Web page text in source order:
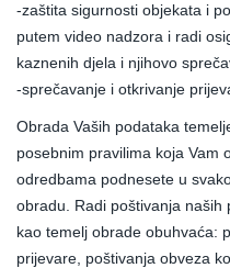
-zaštita sigurnosti objekata i
putem video nadzora i radi
kaznenih djela i njihovo
-sprečavanje i otkrivanje
Obrada Vaših podataka
posebnim pravilima koja Vam
odredbama podnesete u
obradu. Radi poštivanja naših
kao temelj obrade obuhvaća:
prijevare, poštivanja obveza